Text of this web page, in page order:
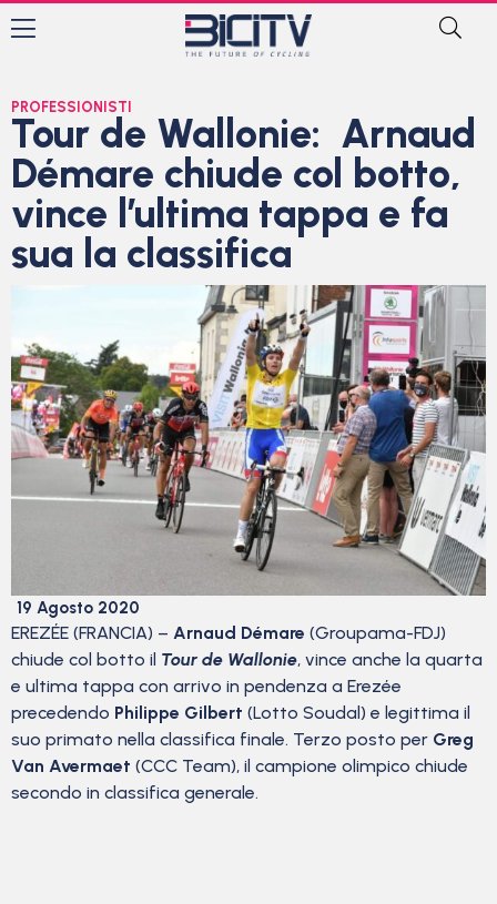
PROFESSIONISTI
Tour de Wallonie: Arnaud
Démare chiude col botto,
vince l’ultima tappa e fa
sua la classifica
19 Agosto 2020
EREZÉE (FRANCIA) – Arnaud Démare (Groupama-FDJ)
chiude col botto il Tour de Wallonie, vince anche la quarta
e ultima tappa con arrivo in pendenza a Erezée
precedendo Philippe Gilbert (Lotto Soudal) e legittima il
suo primato nella classifica finale. Terzo posto per Greg
Van Avermaet (CCC Team), il campione olimpico chiude
secondo in classifica generale.